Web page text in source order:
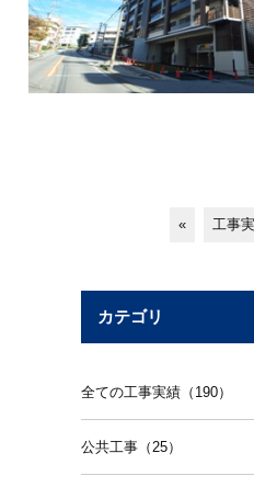
« 工事
カテゴリ
全ての工事実績（190）
公共工事（25）